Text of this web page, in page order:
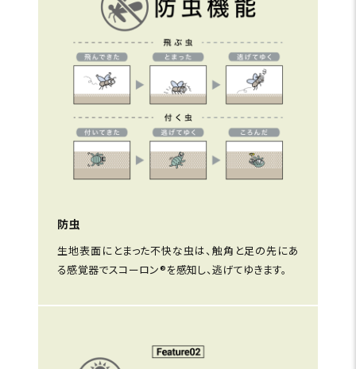
防虫
生地表面にとまった不快な虫は、触角と足の先にあ
る感覚器でスコーロン®を感知し、逃げてゆきます。